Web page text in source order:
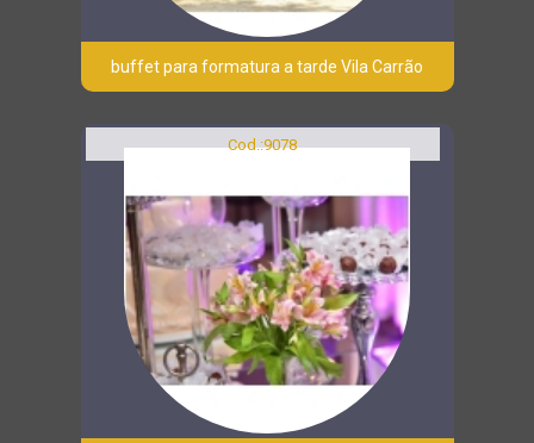
buffet para formatura a tarde Vila Carrão
Cod.:9078